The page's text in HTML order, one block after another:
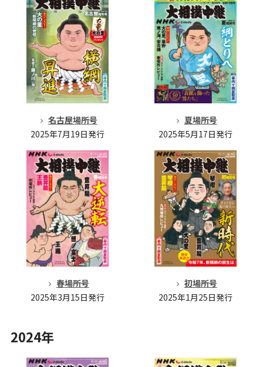
名古屋場所号
2025年7月19日発行
夏場所号
2025年5月17日発行
春場所号
2025年3月15日発行
初場所号
2025年1月25日発行
2024年